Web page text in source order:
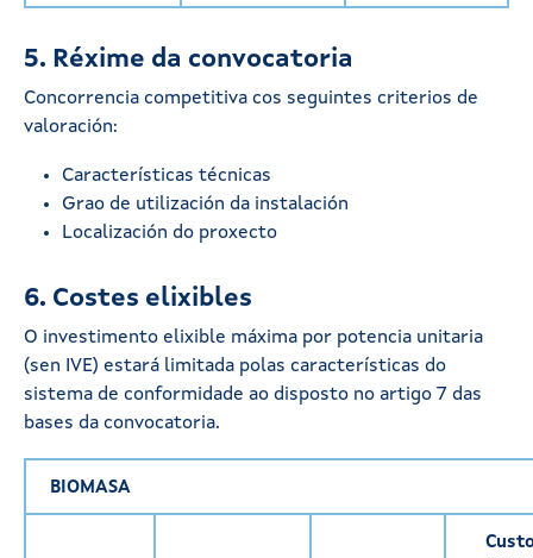
5. Réxime da convocatoria
Concorrencia competitiva cos seguintes criterios de
valoración:
Características técnicas
Grao de utilización da instalación
Localización do proxecto
6. Costes elixibles
O investimento elixible máxima por potencia unitaria
(sen IVE) estará limitada polas características do
sistema de conformidade ao disposto no artigo 7 das
bases da convocatoria.
BIOMASA